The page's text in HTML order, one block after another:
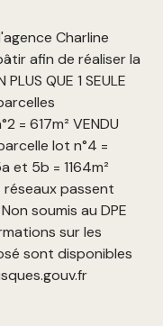
Charline
afin de réaliser la
QUE 1 SEULE
= 617m² VENDU
lot n°4 =
et 5b = 1164m²
réseaux passent
soumis au DPE
sur les
sont disponibles